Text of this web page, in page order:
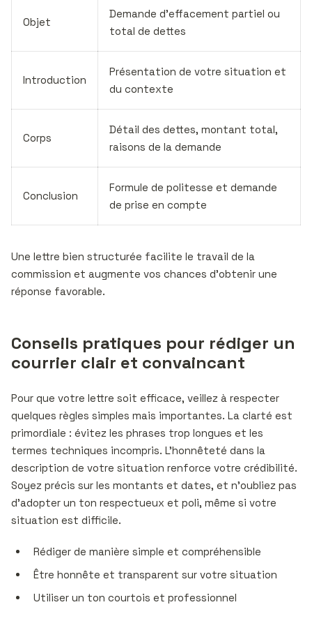
Objet
Demande d’effacement partiel ou
total de dettes
Introduction
Présentation de votre situation et
du contexte
Corps
Détail des dettes, montant total,
raisons de la demande
Conclusion
Formule de politesse et demande
de prise en compte
Une lettre bien structurée facilite le travail de la
commission et augmente vos chances d’obtenir une
réponse favorable.
Conseils pratiques pour rédiger un
courrier clair et convaincant
Pour que votre lettre soit efficace, veillez à respecter
quelques règles simples mais importantes. La clarté est
primordiale : évitez les phrases trop longues et les
termes techniques incompris. L’honnêteté dans la
description de votre situation renforce votre crédibilité.
Soyez précis sur les montants et dates, et n’oubliez pas
d’adopter un ton respectueux et poli, même si votre
situation est difficile.
Rédiger de manière simple et compréhensible
Être honnête et transparent sur votre situation
Utiliser un ton courtois et professionnel